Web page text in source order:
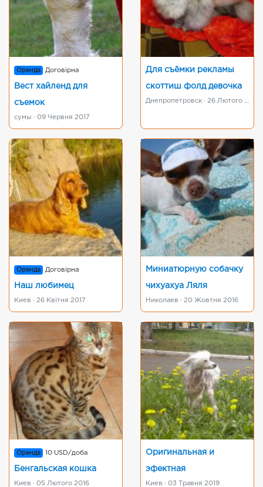
Оренда Договірна
Вест хайленд для
съемок
сумы · 09 Червня 2017
Для съёмки рекламы
скоттиш фолд девочка
Днепропетровск · 26 Лютого 2017
Оренда Договірна
Наш любимец
Киев · 26 Квітня 2017
Миниатюрную собачку
чихуахуа Ляля
Николаев · 20 Жовтня 2016
Оренда 10 USD/доба
Бенгальская кошка
Киев · 05 Лютого 2016
Оригинальная и
эфектная
Киев · 03 Травня 2019